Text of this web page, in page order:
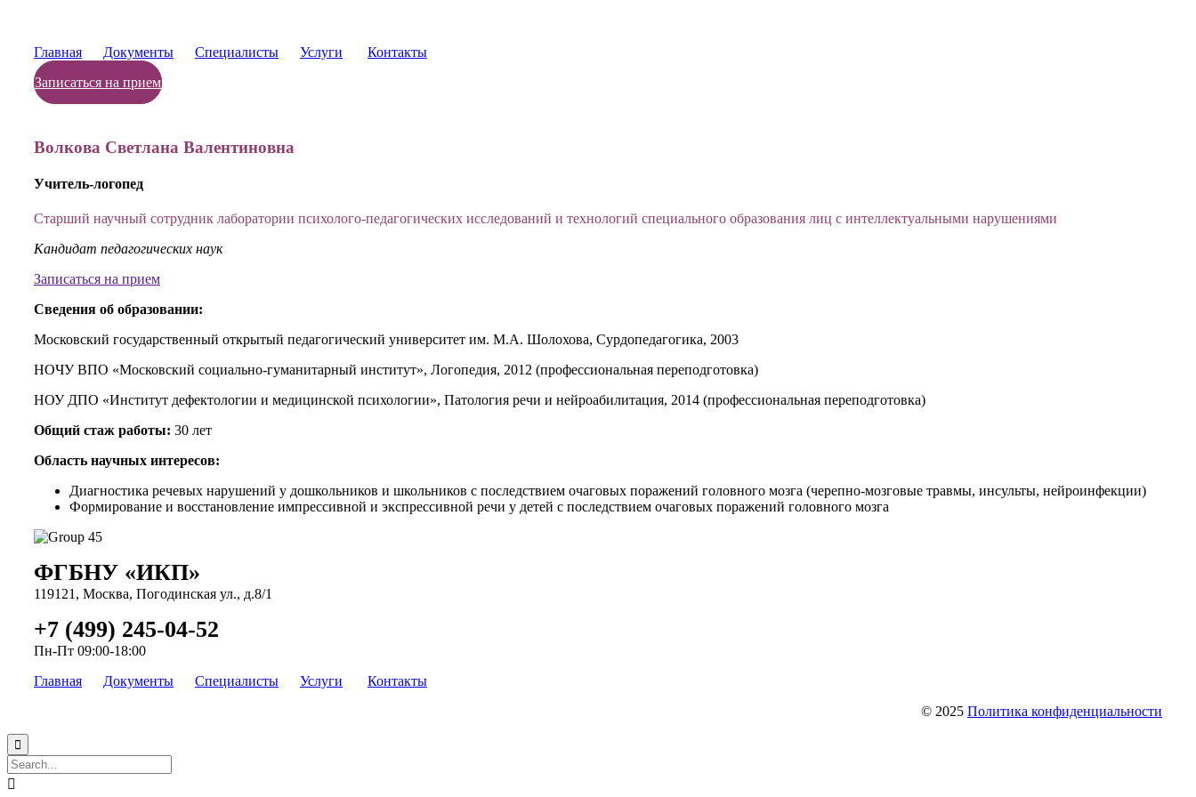
Главная Документы Специалисты Услуги
Контакты
Записаться на прием
Волкова Светлана Валентиновна
Учитель-логопед
Старший научный сотрудник лаборатории психолого-педагогических исследований и технологий специального образования лиц с интеллектуальными нарушениями
Кандидат педагогических наук
Записаться на прием
Сведения об образовании:
Московский государственный открытый педагогический университет им. М.А. Шолохова, Сурдопедагогика, 2003
НОЧУ ВПО «Московский социально-гуманитарный институт», Логопедия, 2012 (профессиональная переподготовка)
НОУ ДПО «Институт дефектологии и медицинской психологии», Патология речи и нейроабилитация, 2014 (профессиональная переподготовка)
Общий стаж работы: 30 лет
Область научных интересов:
Диагностика речевых нарушений у дошкольников и школьников с последствием очаговых поражений головного мозга (черепно-мозговые травмы, инсульты, нейроинфекции)
Формирование и восстановление импрессивной и экспрессивной речи у детей с последствием очаговых поражений головного мозга
ФГБНУ «ИКП»
119121, Москва, Погодинская ул., д.8/1
+7 (499) 245-04-52
Пн-Пт 09:00-18:00
Главная
Документы Специалисты Услуги
Контакты
© 2025 Политика конфиденциальности

